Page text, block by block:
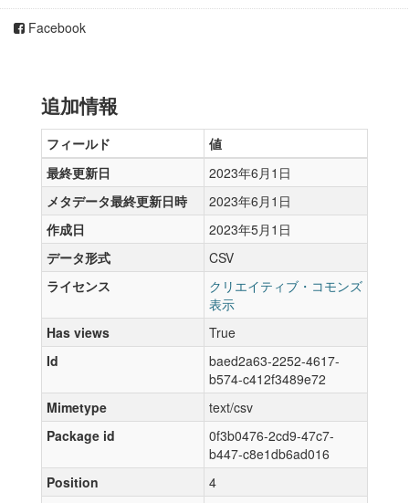
Facebook
追加情報
フィールド
値
最終更新日
2023年6月1日
メタデータ最終更新日時
2023年6月1日
作成日
2023年5月1日
データ形式
CSV
ライセンス
クリエイティブ・コモンズ
表示
Has views
True
Id
baed2a63-2252-4617-
b574-c412f3489e72
Mimetype
text/csv
Package id
0f3b0476-2cd9-47c7-
b447-c8e1db6ad016
Position
4